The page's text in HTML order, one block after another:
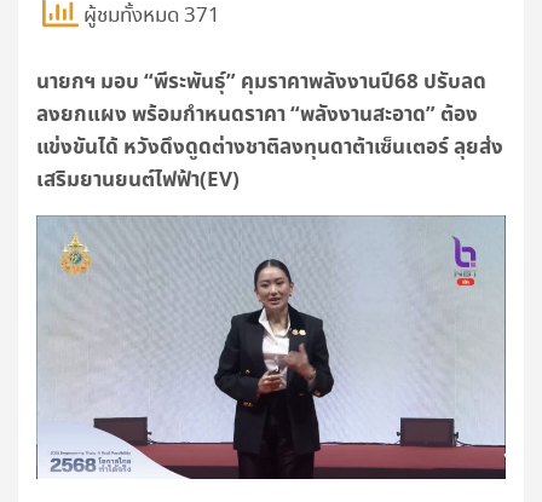
ผู้ชมทั้งหมด 371
นายกฯ มอบ “พีระพันธุ์” คุมราคาพลังงานปี68 ปรับลด
ลงยกแผง พร้อมกำหนดราคา “พลังงานสะอาด” ต้อง
แข่งขันได้ หวังดึงดูดต่างชาติลงทุนดาต้าเซ็นเตอร์ ลุยส่ง
เสริมยานยนต์ไฟฟ้า(EV)